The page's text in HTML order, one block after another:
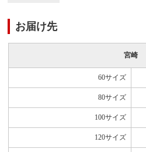
お届け先
宮崎
60サイズ
80サイズ
100サイズ
120サイズ